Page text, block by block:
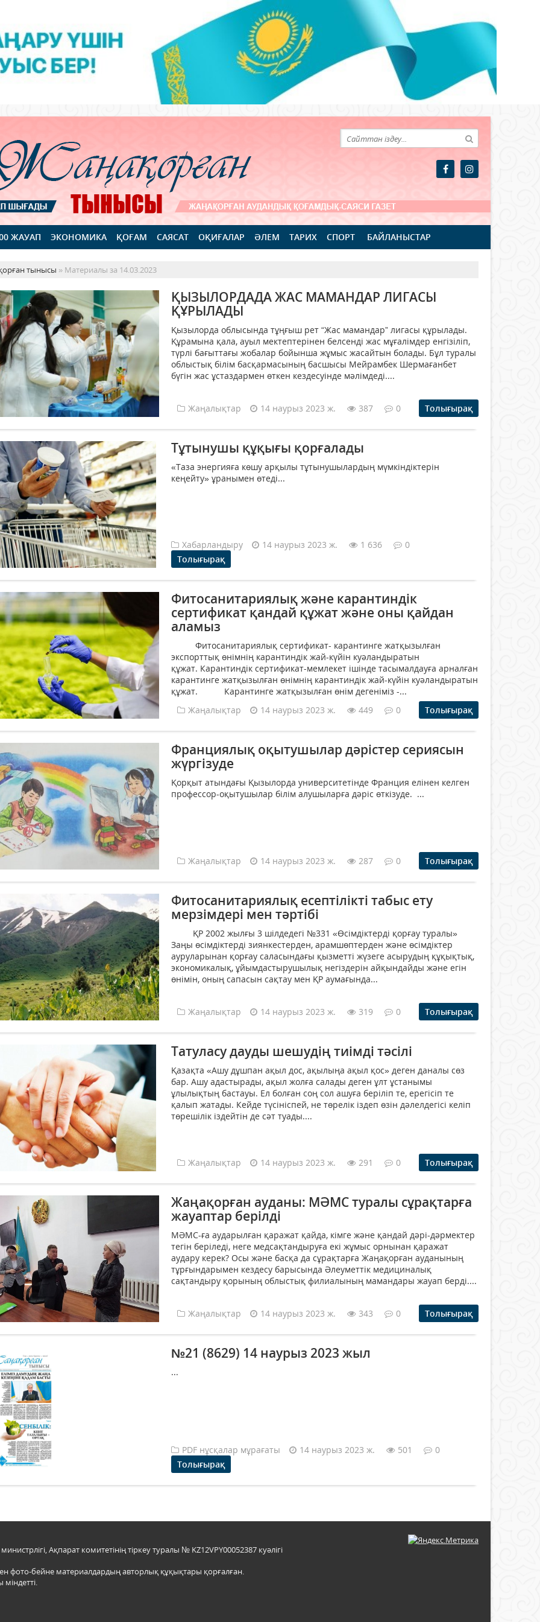
ЖАУАП ЭКОНОМИКА ҚОҒАМ САЯСАТ ОҚИҒАЛАР ӘЛЕМ ТАРИХ СПОРТ БАЙЛАНЫСТАР
тынысы » Материалы за 14.03.2023
ҚЫЗЫЛОРДАДА ЖАС МАМАНДАР ЛИГАСЫ
ҚҰРЫЛАДЫ
Қызылорда облысында тұңғыш рет “Жас мамандар” лигасы құрылады.
Құрамына қала, ауыл мектептерінен белсенді жас мұғалімдер енгізіліп,
түрлі бағыттағы жобалар бойынша жұмыс жасайтын болады. Бұл туралы
облыстық білім басқармасының басшысы Мейрамбек Шермағанбет
бүгін жас ұстаздармен өткен кездесуінде мәлімдеді....
Жаңалықтар 14 наурыз 2023 ж. 387 0 Толығырақ
Тұтынушы құқығы қорғалады
«Таза энергияға көшу арқылы тұтынушылардың мүмкіндіктерін
кеңейту» ұранымен өтеді...
Хабарландыру 14 наурыз 2023 ж. 1 636
0
Толығырақ
Фитосанитариялық және карантиндік
сертификат қандай құжат және оны қайдан
аламыз
Фитосанитариялық сертификат- карантинге жатқызылған
экспорттық өнімнің карантиндік жай-күйін куәландыратын
құжат. Карантиндік сертификат-мемлекет ішінде тасымалдауға арналған
карантинге жатқызылған өнімнің карантиндік жай-күйін куәландыратын
құжат. Карантинге жатқызылған өнім дегеніміз -...
Жаңалықтар
14 наурыз 2023 ж. 449 0 Толығырақ
Франциялық оқытушылар дәрістер сериясын
жүргізуде
Қорқыт атындағы Қызылорда университетінде Франция елінен келген
профессор-оқытушылар білім алушыларға дәріс өткізуде. ...
Жаңалықтар 14 наурыз 2023 ж. 287 0 Толығырақ
Фитосанитариялық есептілікті табыс ету
мерзімдері мен тәртібі
ҚР 2002 жылғы 3 шілдедегі №331 «Өсімдіктерді қорғау туралы»
Заңы өсiмдiктердi зиянкестерден, арамшөптерден және өсiмдiктер
ауруларынан қорғау саласындағы қызметтi жүзеге асырудың құқықтық,
экономикалық, ұйымдастырушылық негiздерiн айқындайды және егiн
өнiмiн, оның сапасын сақтау мен ҚР аумағында...
Жаңалықтар 14 наурыз 2023 ж. 319 0 Толығырақ
Татуласу дауды шешудің тиімді тәсілі
Қазақта «Ашу дұшпан ақыл дос, ақылыңа ақыл қос» деген даналы сөз
бар. Ашу адастырады, ақыл жолға салады деген ұлт ұстанымы
ұлылықтың бастауы. Ел болған соң сол ашуға беріліп те, ерегісіп те
қалып жатады. Кейде түсініспей, не төрелік іздеп өзін дәлелдегісі келіп
төрешілік іздейтін де сәт туады....
Жаңалықтар 14 наурыз 2023 ж. 291 0 Толығырақ
Жаңақорған ауданы: МӘМС туралы сұрақтарға
жауаптар берілді
МӘМС-ға аударылған қаражат қайда, кімге және қандай дәрі-дәрмектер
тегін беріледі, неге медсақтандыруға екі жұмыс орнынан қаражат
аудару керек? Осы және басқа да сұрақтарға Жаңақорған ауданының
тұрғындарымен кездесу барысында Әлеуметтік медициналық
сақтандыру қорының облыстық филиалының мамандары жауап берді....
Жаңалықтар 14 наурыз 2023 ж. 343 0 Толығырақ
№21 (8629) 14 наурыз 2023 жыл
...
PDF нұсқалар мұрағаты 14 наурыз 2023 ж. 501
0
Толығырақ
Ақпарат комитетінің тіркеу туралы № KZ12VPY00052387 куәлігі
фото-бейне материалдардың авторлық құқықтары қорғалған.